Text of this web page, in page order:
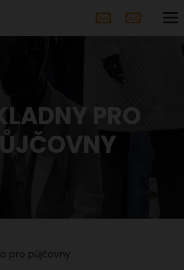
PRO
PŮJČOVNY
pro půjčovny